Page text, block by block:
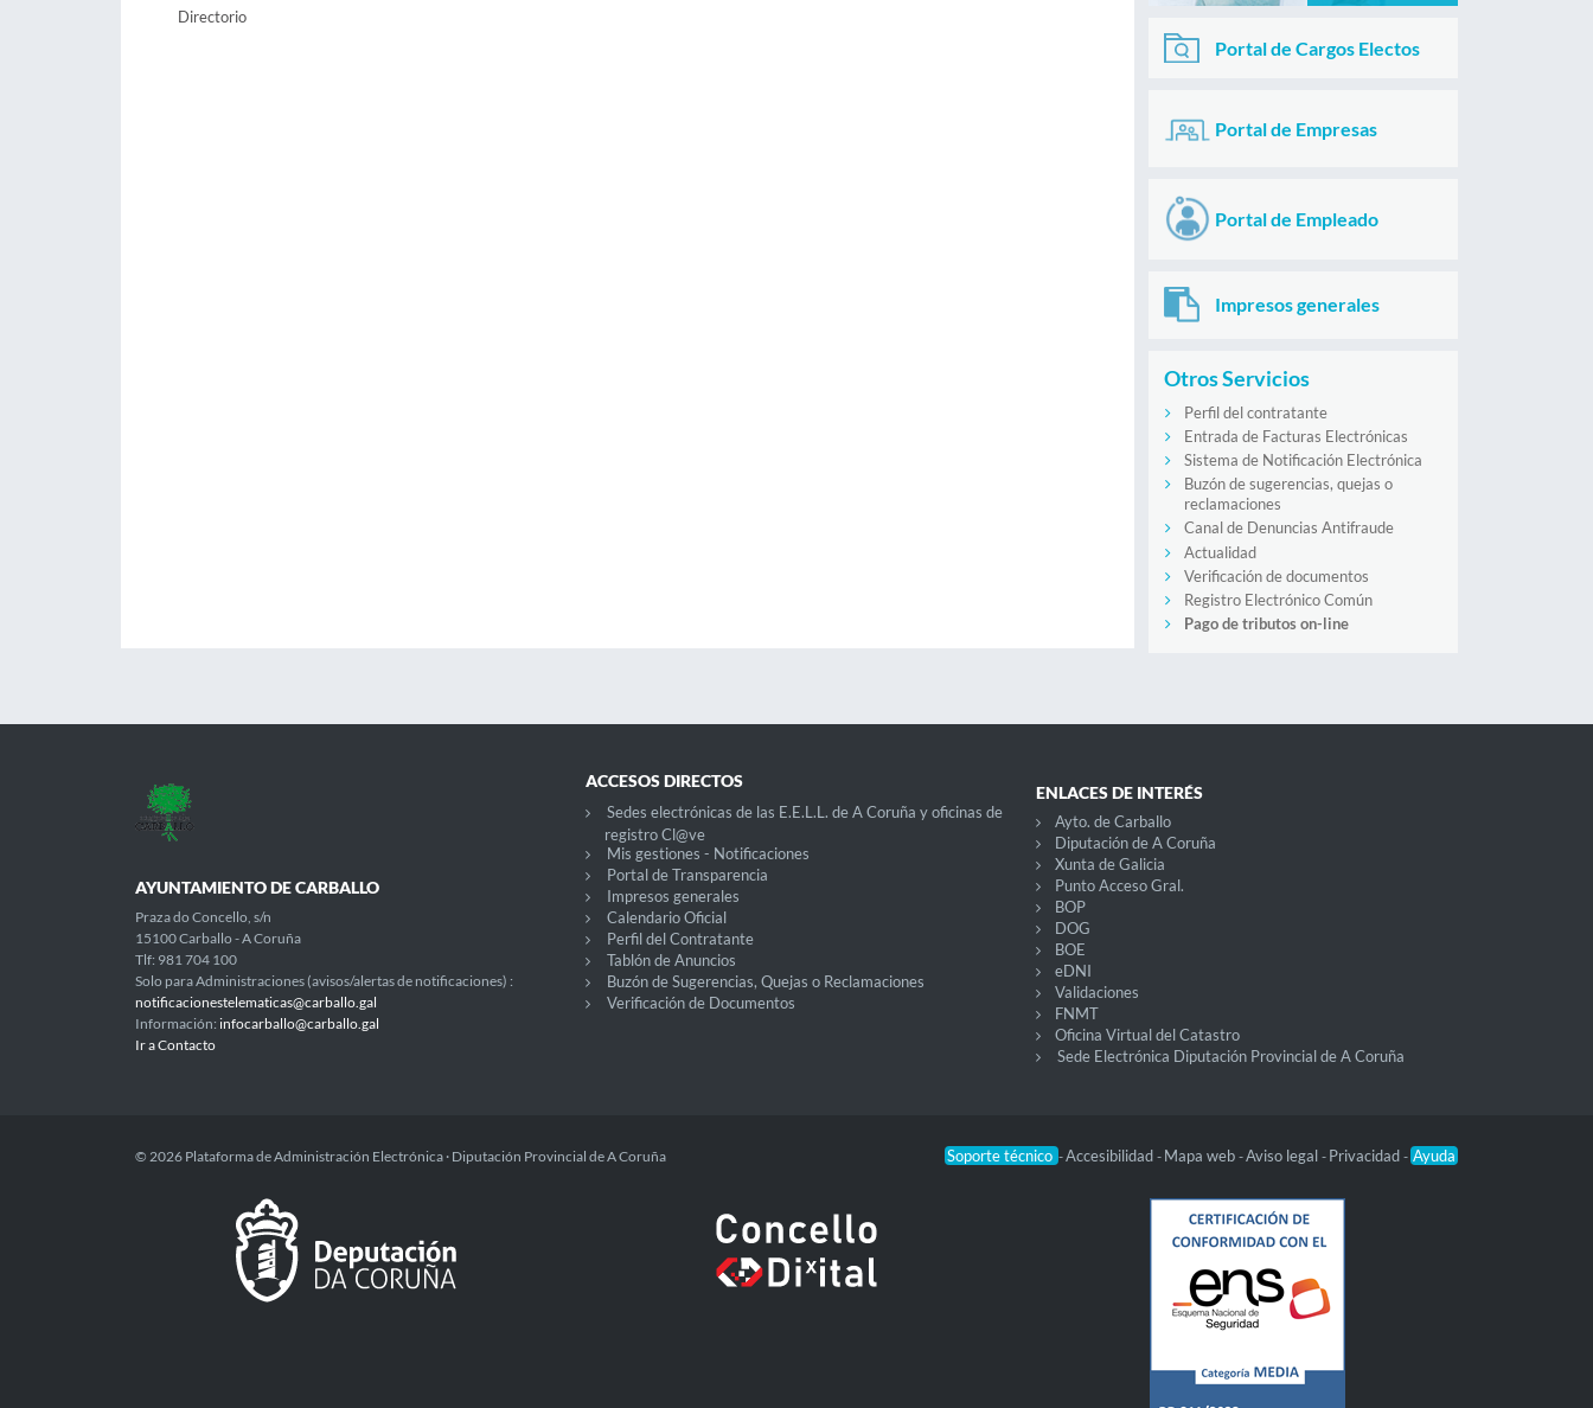
Directorio
Portal de Cargos Electos
Portal de Empresas
Portal de Empleado
Impresos generales
Otros Servicios
Perfil del contratante
Entrada de Facturas Electrónicas
Sistema de Notificación Electrónica
Buzón de sugerencias, quejas o
reclamaciones
Canal de Denuncias Antifraude
Actualidad
Verificación de documentos
Registro Electrónico Común
Pago de tributos on-line
AYUNTAMIENTO DE CARBALLO
Praza do Concello, s/n
15100 Carballo - A Coruña
Tlf: 981 704 100
Solo para Administraciones (avisos/alertas de notificaciones) :
notificacionestelematicas@carballo.gal
Información: infocarballo@carballo.gal
Ir a Contacto
ACCESOS DIRECTOS
Sedes electrónicas de las E.E.L.L. de A Coruña y oficinas de
registro Cl@ve
Mis gestiones - Notificaciones
Portal de Transparencia
Impresos generales
Calendario Oficial
Perfil del Contratante
Tablón de Anuncios
Buzón de Sugerencias, Quejas o Reclamaciones
Verificación de Documentos
ENLACES DE INTERÉS
Ayto. de Carballo
Diputación de A Coruña
Xunta de Galicia
Punto Acceso Gral.
BOP
DOG
BOE
eDNI
Validaciones
FNMT
Oficina Virtual del Catastro
Sede Electrónica Diputación Provincial de A Coruña
Soporte técnico -Accesibilidad - Mapa web -Aviso legal - Privacidad - Ayuda
© 2026 Plataforma de Administración Electrónica · Diputación Provincial de A Coruña